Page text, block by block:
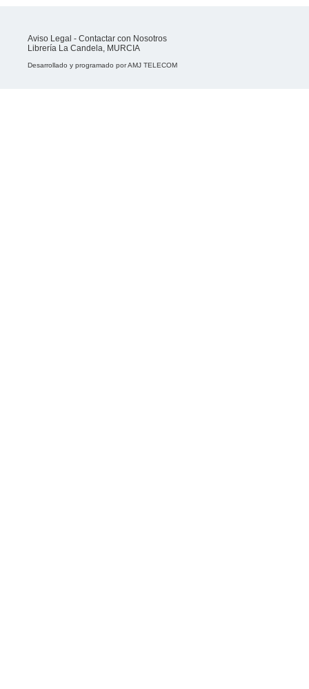
Aviso Legal - Contactar con Nosotros
Librería La Candela, MURCIA
Desarrollado y programado porAMJ TELECOM